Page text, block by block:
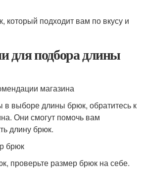
который подходит вам по вкусу и
для подбора длины
магазина
выборе длины брюк, обратитесь к
Они смогут помочь вам
длину брюк.
брюк
проверьте размер брюк на себе.